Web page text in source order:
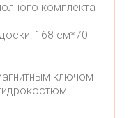
комплекта
168 см*70
ключом